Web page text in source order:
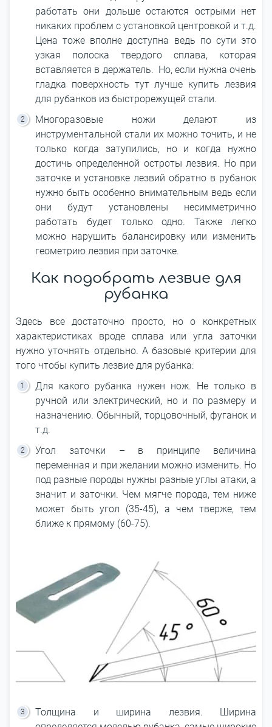
работать они дольше остаются острыми нет
никаких проблем с установкой центровкой и т.д.
Цена тоже вполне доступна ведь по сути это
узкая полоска твердого сплава, которая
вставляется в держатель. Но, если нужна очень
гладка поверхность тут лучше купить лезвия
для рубанков из быстрорежущей стали.
Многоразовые ножи делают из
инструментальной стали их можно точить, и не
только когда затупились, но и когда нужно
достичь определенной остроты лезвия. Но при
заточке и установке лезвий обратно в рубанок
нужно быть особенно внимательным ведь если
они будут установлены несимметрично
работать будет только одно. Также легко
можно нарушить балансировку или изменить
геометрию лезвия при заточке.
Как подобрать лезвие для
рубанка
Здесь все достаточно просто, но о конкретных
характеристиках вроде сплава или угла заточки
нужно уточнять отдельно. А базовые критерии для
того чтобы купить лезвие для рубанка:
Для какого рубанка нужен нож. Не только в
ручной или электрический, но и по размеру и
назначению. Обычный, торцовочный, фуганок и
т.д.
Угол заточки – в принципе величина
переменная и при желании можно изменить. Но
под разные породы нужны разные углы атаки, а
значит и заточки. Чем мягче порода, тем ниже
может быть угол (35-45), а чем тверже, тем
ближе к прямому (60-75).
Толщина и ширина лезвия. Ширина